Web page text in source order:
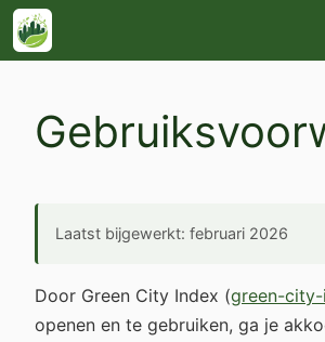
Laatst bijgewerkt: februari 2026
Door Green City Index (green-
openen en te gebruiken, ga je